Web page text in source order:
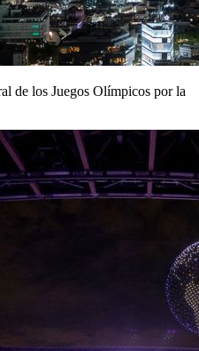
de los Juegos Olímpicos por la